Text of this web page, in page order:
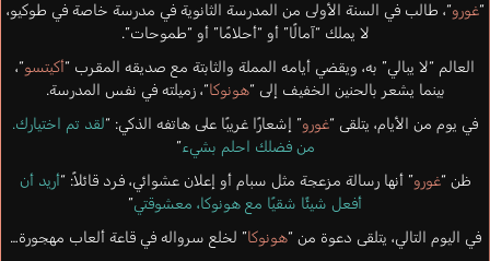
“غورو“، طالب في السنة الأولى من المدرسة الثانوية في مدرسة خاصة في طوكيو،
لا يملك “آمالًا” أو “أحلامًا” أو “طموحات”.
العالم “لا يبالي” به، ويقضي أيامه المملة والثابتة مع صديقه المقرب “أكيتسو“،
بينما يشعر بالحنين الخفيف إلى “هونوكا“، زميلته في نفس المدرسة.
في يوم من الأيام، يتلقى “غورو” إشعارًا غريبًا على هاتفه الذكي: “لقد تم اختيارك.
من فضلك احلم بشيء”
ظن “غورو” أنها رسالة مزعجة مثل سبام أو إعلان عشوائي، فرد قائلاً: “أريد أن
أفعل شيئًا شقيًا مع هونوكا، معشوقتي”
في اليوم التالي، يتلقى دعوة من “هونوكا” لخلع سرواله في قاعة ألعاب مهجورة…